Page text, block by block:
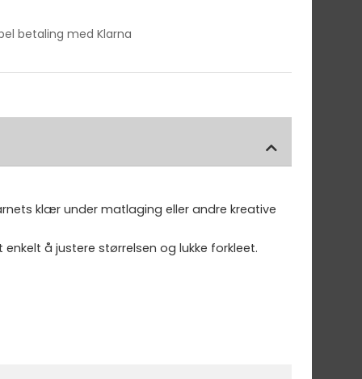
betaling med Klarna
klær under matlaging eller andre kreative
å justere størrelsen og lukke forkleet.